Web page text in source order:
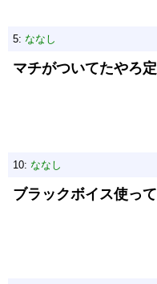
5: ななし
マチがついてたやろ
10: ななし
ブラックボイス使っ